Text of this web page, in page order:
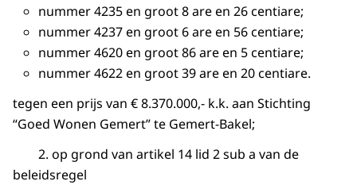
nummer 4235 en groot 8 are en 26 centiare;
nummer 4237 en groot 6 are en 56 centiare;
nummer 4620 en groot 86 are en 5 centiare;
nummer 4622 en groot 39 are en 20 centiare.
tegen een prijs van € 8.370.000,- k.k. aan Stichting
“Goed Wonen Gemert” te Gemert-Bakel;
2. op grond van artikel 14 lid 2 sub a van de
beleidsregel